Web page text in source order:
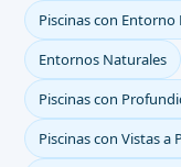
Piscinas con
Entornos Naturales
Piscinas con
Piscinas con Vistas a